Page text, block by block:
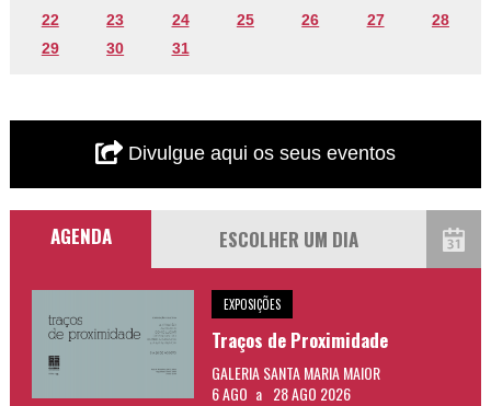
22
23 24 25 26 27
28
29
30 31
Divulgue aqui os seus eventos
AGENDA
EXPOSIÇÕES
Traços de Proximidade
GALERIA SANTA MARIA MAIOR
6 AGO a 28 AGO 2026